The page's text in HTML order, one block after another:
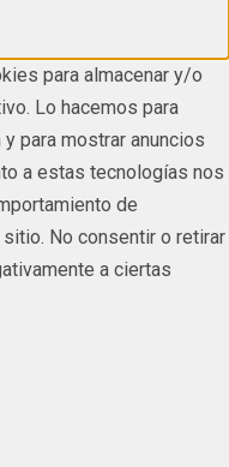
para almacenar y/o
Lo hacemos para
para mostrar anuncios
a estas tecnologías nos
de
No consentir o retirar
a ciertas